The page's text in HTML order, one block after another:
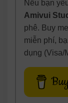
Nếu bạn
Amivui
phê. Buy
miễn phí,
dụng (Visa/